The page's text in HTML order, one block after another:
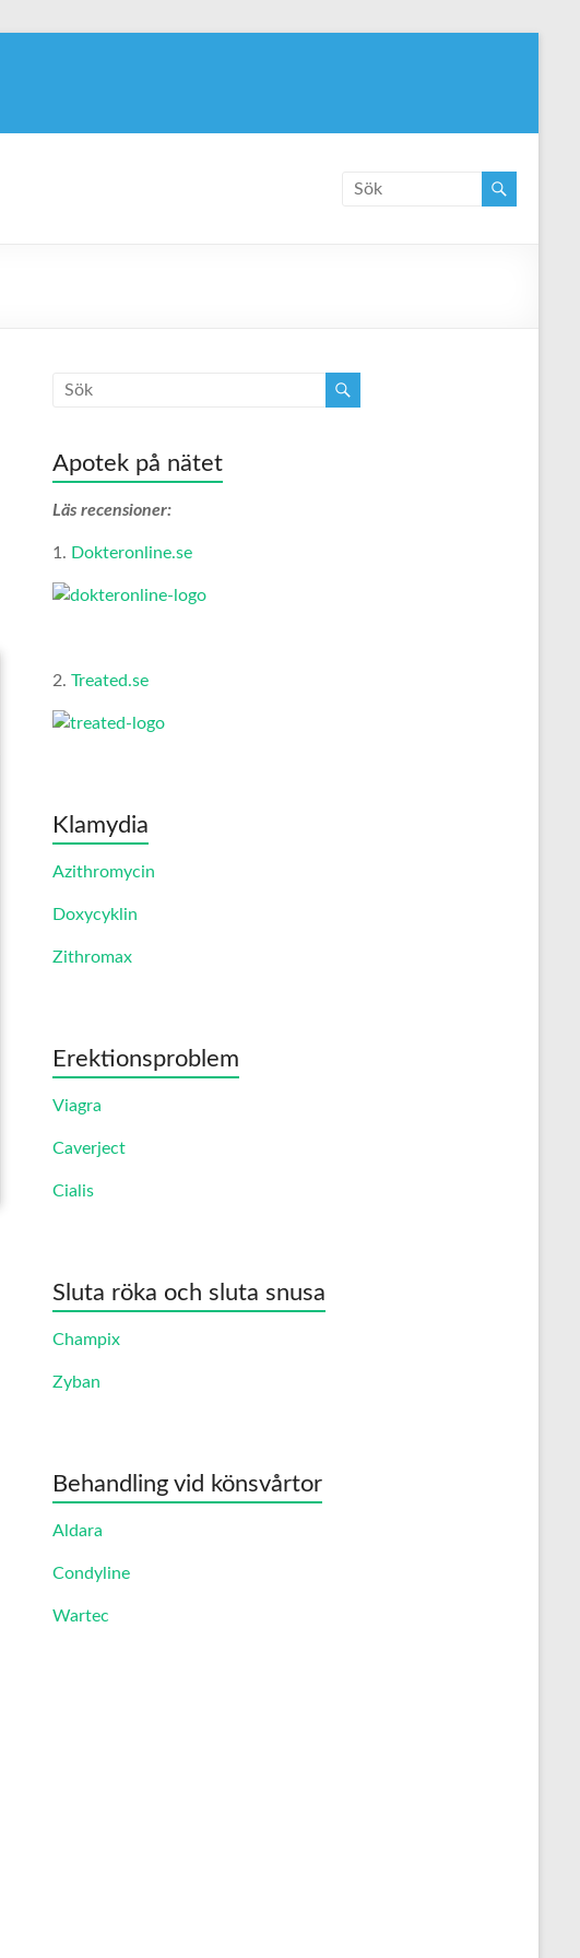
Apotek på nätet
Läs recensioner:
1. Dokteronline.se
2. Treated.se
Klamydia
Azithromycin
Doxycyklin
Zithromax
Erektionsproblem
Viagra
Caverject
Cialis
Sluta röka och sluta snusa
Champix
Zyban
Behandling vid könsvårtor
Aldara
Condyline
Wartec